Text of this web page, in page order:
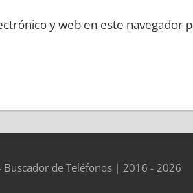
y web en este navegador
Buscador de Teléfonos | 2016 - 2026